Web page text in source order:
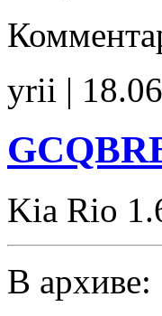
yrii |
Kia Rio
В архиве: